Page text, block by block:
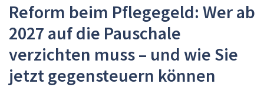
Reform beim Pflegegeld: Wer ab
2027 auf die Pauschale
verzichten muss – und wie Sie
jetzt gegensteuern können